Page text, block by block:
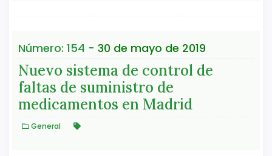
Número: 154 - 30 de mayo de 2019
Nuevo sistema de control de
faltas de suministro de
medicamentos en Madrid
General